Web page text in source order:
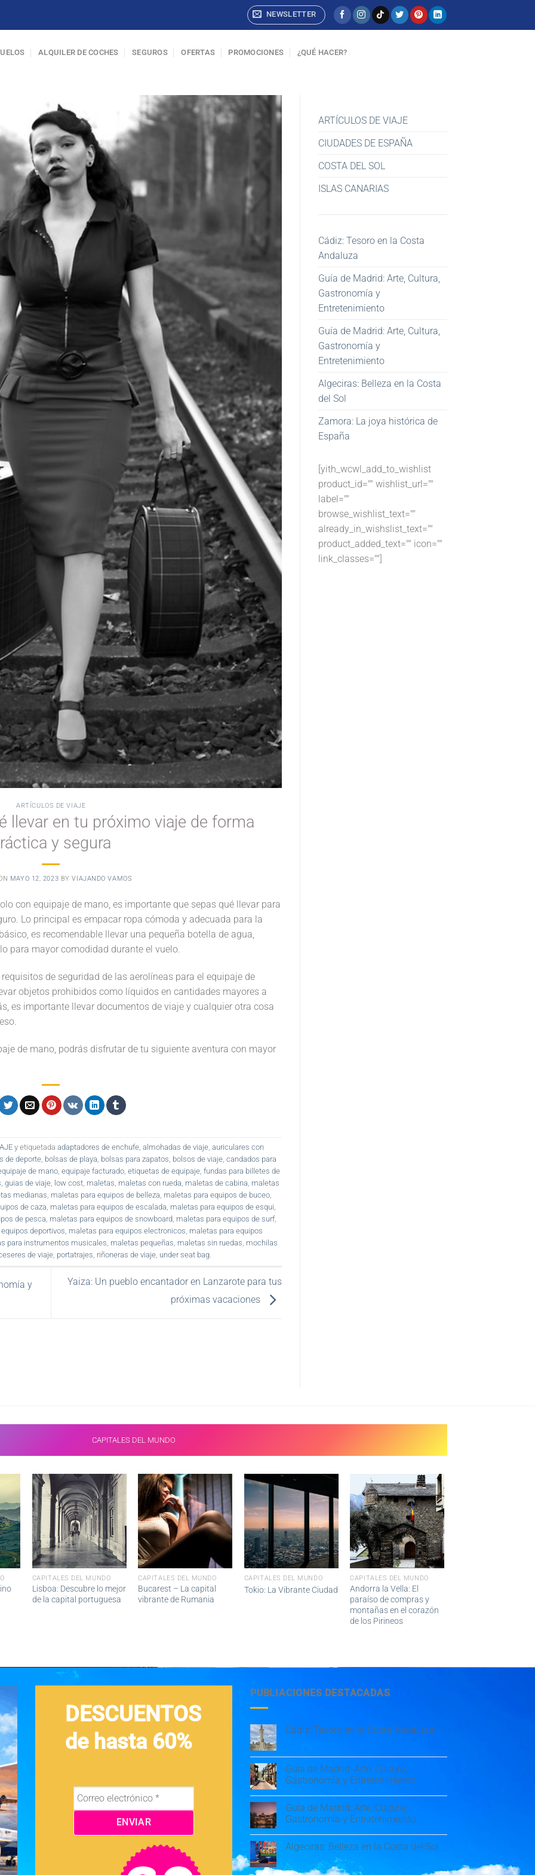
NEWSLETTER
ALQUILER DE COCHES SEGUROS OFERTAS PROMOCIONES ¿QUÉ HACER?
ARTÍCULOS DE VIAJE
llevar en tu próximo viaje de forma
y segura
MAYO 12, 2023 BYVIAJANDO VAMOS
con equipaje de mano, es importante que sepas qué llevar para
Lo principal es empacar ropa cómoda y adecuada para la
es recomendable llevar una pequeña botella de agua,
para mayor comodidad durante el vuelo.
de seguridad de las aerolíneas para el equipaje de
objetos prohibidos como líquidos en cantidades mayores a
es importante llevar documentos de viaje y cualquier otra cosa
de mano, podrás disfrutar de tu siguiente aventura con mayor
y etiquetadaadaptadores de enchufe,almohadas de viaje,auriculares con
de deporte, bolsas de playa, bolsas para zapatos, bolsos de viaje,candados para
de mano,equipaje facturado,etiquetas de equipaje,fundas para billetes de
, guias de viaje, low cost, maletas, maletas con rueda, maletas de cabina, maletas
medianas, maletas para equipos de belleza, maletas para equipos de buceo,
de caza, maletas para equipos de escalada, maletas para equipos de esqui,
de pesca, maletas para equipos de snowboard, maletas para equipos de surf,
deportivos, maletas para equipos electronicos, maletas para equipos
para instrumentos musicales, maletas pequeñas, maletas sin ruedas, mochilas
de viaje, portatrajes, riñoneras de viaje, under seat bag.
y
Yaiza: Un pueblo encantador en Lanzarote para tus
próximas vacaciones
ARTÍCULOS DE VIAJE
CIUDADES DE ESPAÑA
COSTA DEL SOL
ISLAS CANARIAS
Cádiz: Tesoro en la Costa
Andaluza
Guía de Madrid: Arte, Cultura,
Gastronomía y
Entretenimiento
Guía de Madrid: Arte, Cultura,
Gastronomía y
Entretenimiento
Algeciras: Belleza en la Costa
del Sol
Zamora: La joya histórica de
España
[yith_wcwl_add_to_wishlist
product_id="" wishlist_url=""
label=""
browse_wishlist_text=""
already_in_wishslist_text=""
product_added_text="" icon=""
link_classes=""]
CAPITALES DEL MUNDO
CAPITALES DEL MUNDO
Lisboa: Descubre lo mejor
de la capital portuguesa
CAPITALES DEL MUNDO
Bucarest – La capital
vibrante de Rumania
CAPITALES DEL MUNDO
Tokio: La Vibrante Ciudad
CAPITALES DEL MUNDO
Andorra la Vella: El
paraíso de compras y
montañas en el corazón
de los Pirineos
DESCUENTOS
de hasta 60%
PUBLIACIONES DESTACADAS
Cádiz: Tesoro en la Costa Andaluza
Guía de Madrid: Arte, Cultura,
Gastronomía y Entretenimiento
Guía de Madrid: Arte, Cultura,
Gastronomía y Entretenimiento
Algeciras: Belleza en la Costa del Sol